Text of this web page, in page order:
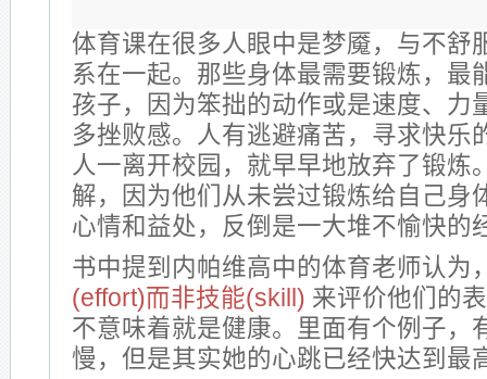
体育课在很多人眼中是梦魇，与不舒
系在一起。那些身体最需要锻炼，最
孩子，因为笨拙的动作或是速度、力
多挫败感。人有逃避痛苦，寻求快乐
人一离开校园，就早早地放弃了锻炼
解，因为他们从未尝过锻炼给自己身
心情和益处，反倒是一大堆不愉快的
书中提到内帕维高中的体育老师认为
(effort)而非技能(skill) 来评价他们的
不意味着就是健康。里面有个例子，
慢，但是其实她的心跳已经快达到最